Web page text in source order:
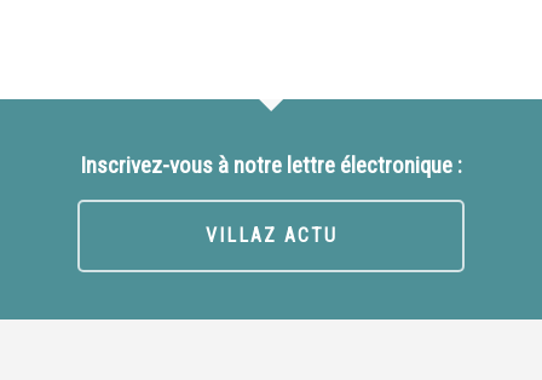
Inscrivez-vous à notre lettre électronique :
VILLAZ ACTU